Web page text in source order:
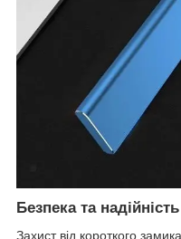
Безпека та надійність
Захист від короткого